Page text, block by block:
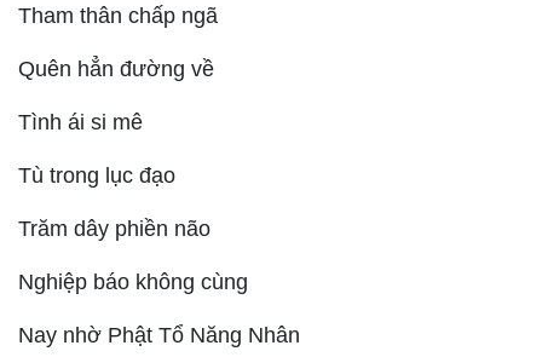
Tham thân chấp ngã
Quên hẳn đường về
Tình ái si mê
Tù trong lục đạo
Trăm dây phiền não
Nghiệp báo không cùng
Nay nhờ Phật Tổ Năng Nhân